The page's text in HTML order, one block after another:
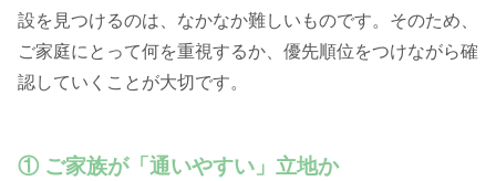
設を見つけるのは、なかなか難しいものです。そのため、
ご家庭にとって何を重視するか、優先順位をつけながら確
認していくことが大切です。
① ご家族が「通いやすい」立地か